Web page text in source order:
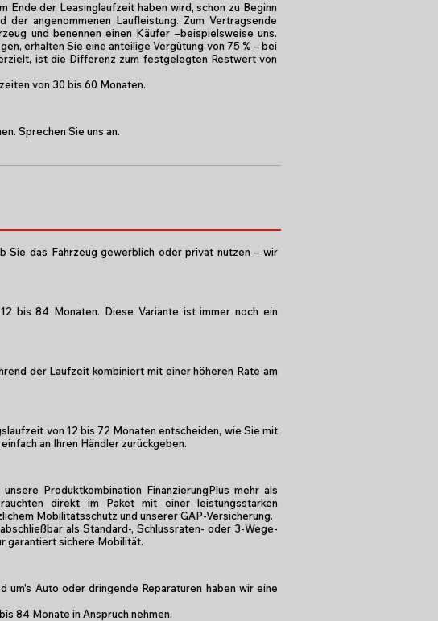
Ende der Leasinglaufzeit haben wird, schon zu Beginn
angenommenen Laufleistung. Zum Vertragsende
und benennen einen Käufer –beispielsweise uns.
erhalten Sie eine anteilige Vergütung von 75 % – bei
ist die Differenz zum festgelegten Restwert von
von 30 bis 60 Monaten.
Sprechen Sie uns an.
Sie das Fahrzeug gewerblich oder privat nutzen – wir
bis 84 Monaten. Diese Variante ist immer noch ein
der Laufzeit kombiniert mit einer höheren Rate am
von 12 bis 72 Monaten entscheiden, wie Sie mit
an Ihren Händler zurückgeben.
Produktkombination FinanzierungPlus mehr als
direkt im Paket mit einer leistungsstarken
Mobilitätsschutz und unserer GAP-Versicherung.
als Standard-, Schlussraten- oder 3-Wege-
garantiert sichere Mobilität.
Auto oder dringende Reparaturen haben wir eine
84 Monate in Anspruch nehmen.